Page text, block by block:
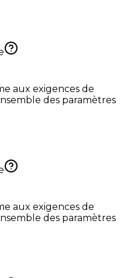
aux exigences de
des paramètres
aux exigences de
des paramètres